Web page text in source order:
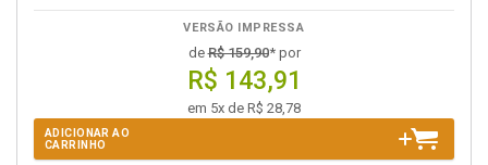
VERSÃO IMPRESSA
deR$ 159,90* por
R$ 143,91
em 5x de R$ 28,78
ADICIONAR AO
CARRINHO